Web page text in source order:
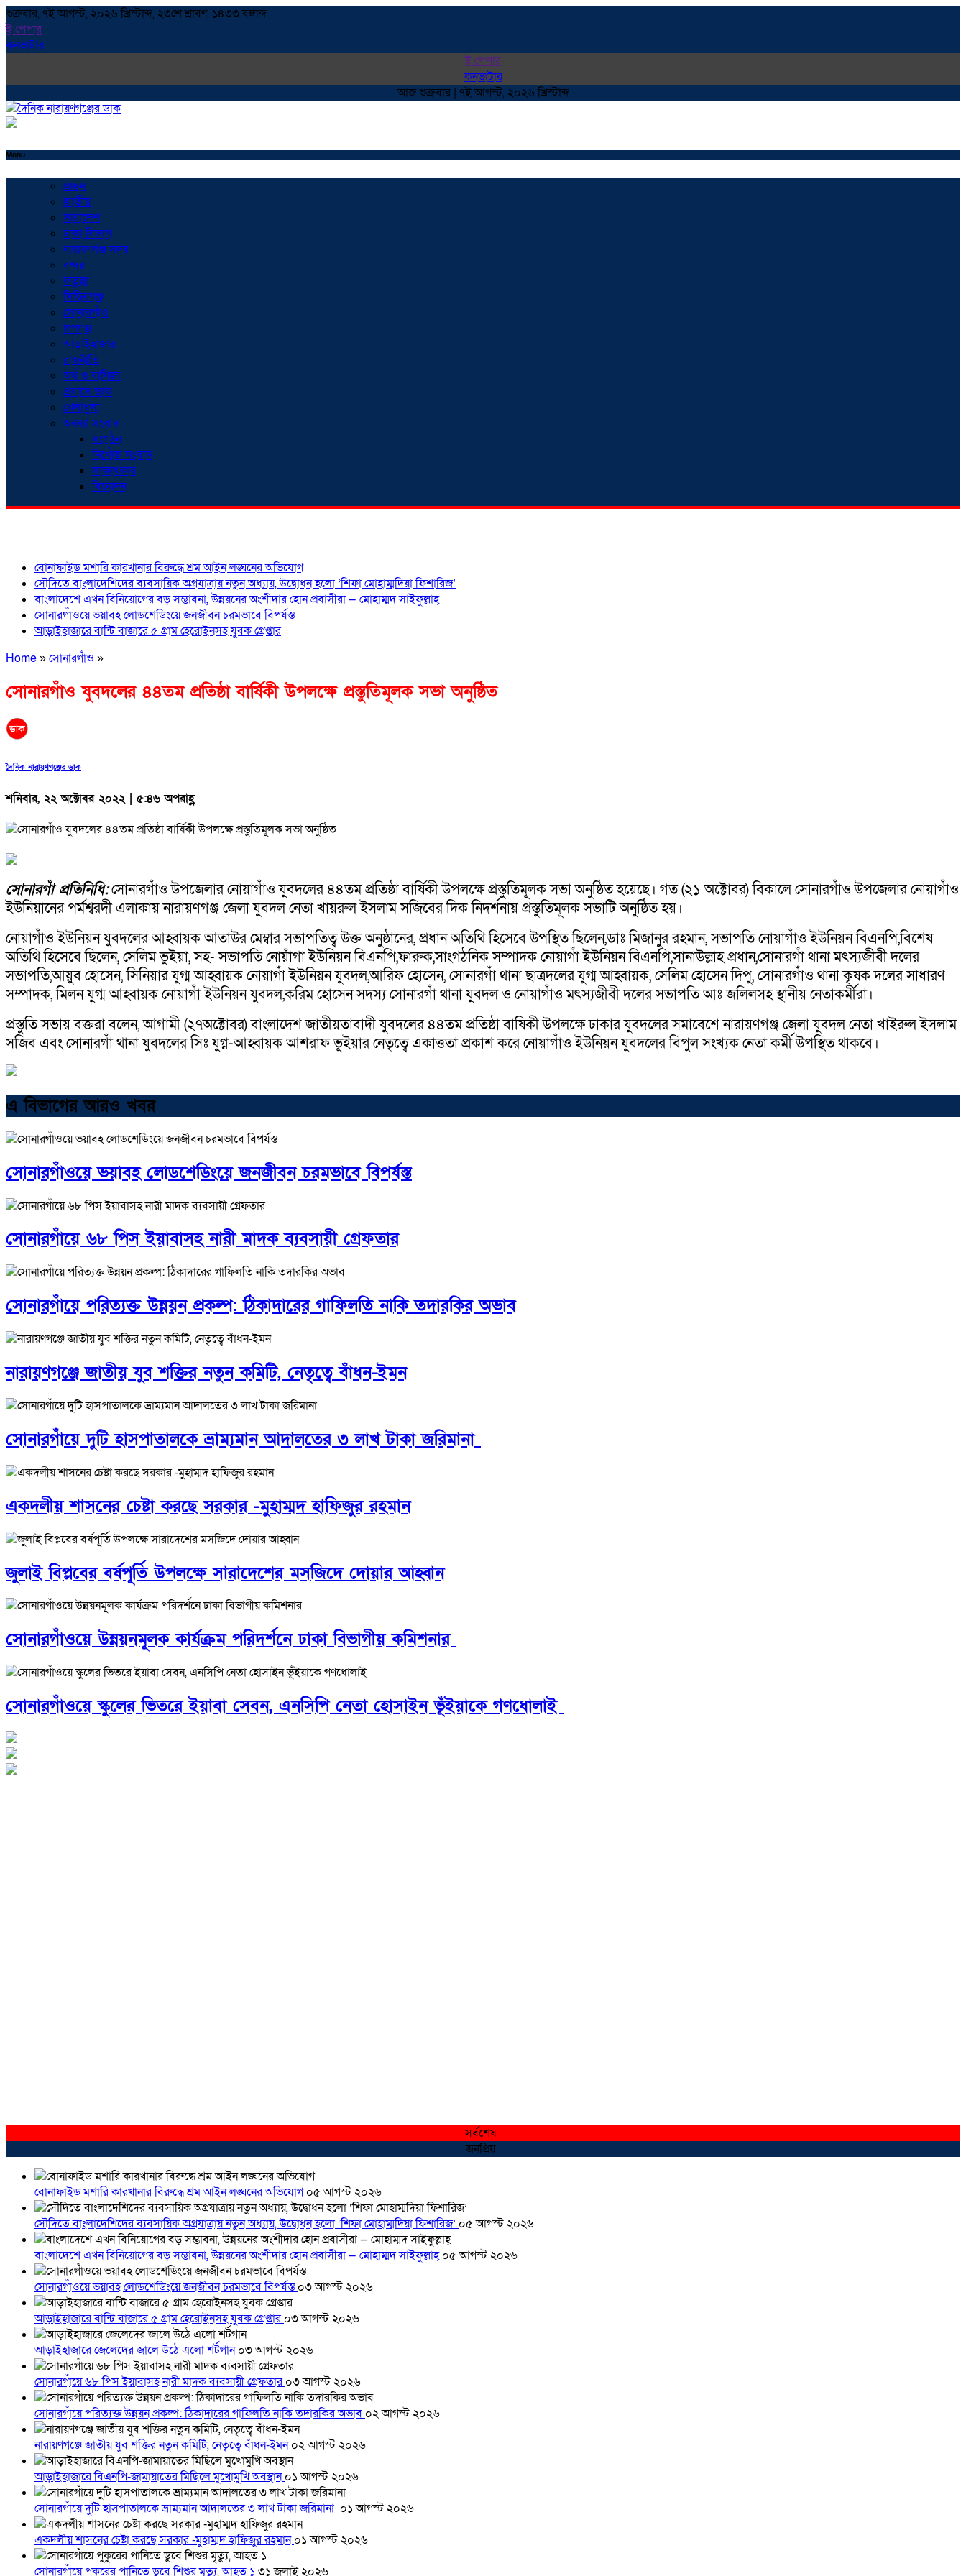
শুক্রবার, ৭ই আগস্ট, ২০২৬ খ্রিস্টাব্দ, ২৩শে শ্রাবণ, ১৪৩৩ বঙ্গাব্দ
ই পেপার
কনভাটার
ই পেপার
কনভাটার
আজ শুক্রবার | ৭ই আগস্ট, ২০২৬ খ্রিস্টাব্দ
Menu
প্রচ্ছদ
জাতীয়
সারাদেশ
ঢাকা বিভাগ
নারায়ণগঞ্জ সদর
বন্দর
ফতুল্লা
সিদ্ধিরগঞ্জ
সোনারগাঁও
রূপগঞ্জ
আড়াইহাজার
রাজনীতি
অর্থ ও বাণিজ্য
প্রবাসে ডাক
খেলাধুলা
অনন্যা সংবাদ
সংগঠন
নিখোঁজ সংবাদ
সাক্ষাৎকার
বিনোদন
বোনাফাইড মশারি কারখানার বিরুদ্ধে শ্রম আইন লঙ্ঘনের অভিযোগ
সৌদিতে বাংলাদেশিদের ব্যবসায়িক অগ্রযাত্রায় নতুন অধ্যায়, উদ্বোধন হলো ‘শিফা মোহাম্মদিয়া ফিশারিজ’
বাংলাদেশে এখন বিনিয়োগের বড় সম্ভাবনা, উন্নয়নের অংশীদার হোন প্রবাসীরা — মোহাম্মদ সাইফুল্লাহ্
সোনারগাঁওয়ে ভয়াবহ লোডশেডিংয়ে জনজীবন চরমভাবে বিপর্যস্ত
আড়াইহাজারে বান্টি বাজারে ৫ গ্রাম হেরোইনসহ যুবক গ্রেপ্তার
Home»সোনারগাঁও »
সোনারগাঁও যুবদলের ৪৪তম প্রতিষ্ঠা বার্ষিকী উপলক্ষে প্রস্তুতিমূলক সভা অনুষ্ঠিত
দৈনিক নারায়ণগঞ্জের ডাক
শনিবার, ২২ অক্টোবর ২০২২ | ৫:৪৬ অপরাহ্ণ
সোনারগাঁ প্রতিনিধি:সোনারগাঁও উপজেলার নোয়াগাঁও যুবদলের ৪৪তম প্রতিষ্ঠা বার্ষিকী উপলক্ষে প্রস্তুতিমূলক সভা অনুষ্ঠিত হয়েছে। গত (২১ অক্টোবর) বিকালে সোনারগাঁও উপজেলার নোয়াগাঁও
ইউনিয়ানের পর্মশ্বরদী এলাকায় নারায়ণগঞ্জ জেলা যুবদল নেতা খায়রুল ইসলাম সজিবের দিক নিদর্শনায় প্রস্তুতিমূলক সভাটি অনুষ্ঠিত হয়।
নোয়াগাঁও ইউনিয়ন যুবদলের আহ্বায়ক আতাউর মেম্বার সভাপতিত্ব উক্ত অনুষ্ঠানের, প্রধান অতিথি হিসেবে উপস্থিত ছিলেন,ডাঃ মিজানুর রহমান, সভাপতি নোয়াগাঁও ইউনিয়ন বিএনপি,বিশেষ
অতিথি হিসেবে ছিলেন, সেলিম ভুইয়া, সহ- সভাপতি নোয়াঁগা ইউনিয়ন বিএনপি,ফারুক,সাংগঠনিক সম্পাদক নোয়াগাঁ ইউনিয়ন বিএনপি,সানাউল্লাহ প্রধান,সোনারগাঁ থানা মৎস্যজীবী দলের
সভাপতি,আয়ুব হোসেন, সিনিয়ার যুগ্ম আহ্বায়ক নোয়াগাঁ ইউনিয়ন যুবদল,আরিফ হোসেন, সোনারগাঁ থানা ছাত্রদলের যুগ্ম আহ্বায়ক, সেলিম হোসেন দিপু, সোনারগাঁও থানা কৃষক দলের সাধারণ
সম্পাদক, মিলন যুগ্ম আহ্বায়ক নোয়াগাঁ ইউনিয়ন যুবদল,করিম হোসেন সদস্য সোনারগাঁ থানা যুবদল ও নোয়াগাঁও মৎস্যজীবী দলের সভাপতি আঃ জলিলসহ স্থানীয় নেতাকর্মীরা।
প্রস্তুতি সভায় বক্তরা বলেন, আগামী (২৭অক্টোবর) বাংলাদেশ জাতীয়তাবাদী যুবদলের ৪৪তম প্রতিষ্ঠা বাষিকী উপলক্ষে ঢাকার যুবদলের সমাবেশে নারায়ণগঞ্জ জেলা যুবদল নেতা খাইরুল ইসলাম
সজিব এবং সোনারগাঁ থানা যুবদলের সিঃ যুগ্ন-আহ্বায়ক আশরাফ ভূইয়ার নেতৃত্বে একাত্ততা প্রকাশ করে নোয়াগাঁও ইউনিয়ন যুবদলের বিপুল সংখ্যক নেতা কর্মী উপস্থিত থাকবে।
এ বিভাগের আরও খবর
সোনারগাঁওয়ে ভয়াবহ লোডশেডিংয়ে জনজীবন চরমভাবে বিপর্যস্ত
সোনারগাঁয়ে ৬৮ পিস ইয়াবাসহ নারী মাদক ব্যবসায়ী গ্রেফতার
সোনারগাঁয়ে পরিত্যক্ত উন্নয়ন প্রকল্প: ঠিকাদারের গাফিলতি নাকি তদারকির অভাব
নারায়ণগঞ্জে জাতীয় যুব শক্তির নতুন কমিটি, নেতৃত্বে বাঁধন-ইমন
সোনারগাঁয়ে দুটি হাসপাতালকে ভ্রাম্যমান আদালতের ৩ লাখ টাকা জরিমানা
একদলীয় শাসনের চেষ্টা করছে সরকার -মুহাম্মদ হাফিজুর রহমান
জুলাই বিপ্লবের বর্ষপূর্তি উপলক্ষে সারাদেশের মসজিদে দোয়ার আহ্বান
সোনারগাঁওয়ে উন্নয়নমূলক কার্যক্রম পরিদর্শনে ঢাকা বিভাগীয় কমিশনার
সোনারগাঁওয়ে স্কুলের ভিতরে ইয়াবা সেবন, এনসিপি নেতা হোসাইন ভূঁইয়াকে গণধোলাই
সর্বশেষ
জনপ্রিয়
বোনাফাইড মশারি কারখানার বিরুদ্ধে শ্রম আইন লঙ্ঘনের অভিযোগ০৫ আগস্ট ২০২৬
সৌদিতে বাংলাদেশিদের ব্যবসায়িক অগ্রযাত্রায় নতুন অধ্যায়, উদ্বোধন হলো ‘শিফা মোহাম্মদিয়া ফিশারিজ’ ০৫ আগস্ট ২০২৬
বাংলাদেশে এখন বিনিয়োগের বড় সম্ভাবনা, উন্নয়নের অংশীদার হোন প্রবাসীরা — মোহাম্মদ সাইফুল্লাহ্০৫ আগস্ট ২০২৬
সোনারগাঁওয়ে ভয়াবহ লোডশেডিংয়ে জনজীবন চরমভাবে বিপর্যস্ত০৩ আগস্ট ২০২৬
আড়াইহাজারে বান্টি বাজারে ৫ গ্রাম হেরোইনসহ যুবক গ্রেপ্তার০৩ আগস্ট ২০২৬
আড়াইহাজারে জেলেদের জালে উঠে এলো শর্টগান০৩ আগস্ট ২০২৬
সোনারগাঁয়ে ৬৮ পিস ইয়াবাসহ নারী মাদক ব্যবসায়ী গ্রেফতার০৩ আগস্ট ২০২৬
সোনারগাঁয়ে পরিত্যক্ত উন্নয়ন প্রকল্প: ঠিকাদারের গাফিলতি নাকি তদারকির অভাব ০২ আগস্ট ২০২৬
নারায়ণগঞ্জে জাতীয় যুব শক্তির নতুন কমিটি, নেতৃত্বে বাঁধন-ইমন০২ আগস্ট ২০২৬
আড়াইহাজারে বিএনপি-জামায়াতের মিছিলে মুখোমুখি অবস্থান০১ আগস্ট ২০২৬
সোনারগাঁয়ে দুটি হাসপাতালকে ভ্রাম্যমান আদালতের ৩ লাখ টাকা জরিমানা ০১ আগস্ট ২০২৬
একদলীয় শাসনের চেষ্টা করছে সরকার -মুহাম্মদ হাফিজুর রহমান০১ আগস্ট ২০২৬
সোনারগাঁয়ে পুকুরের পানিতে ডুবে শিশুর মৃত্যু, আহত ১ ৩১ জুলাই ২০২৬